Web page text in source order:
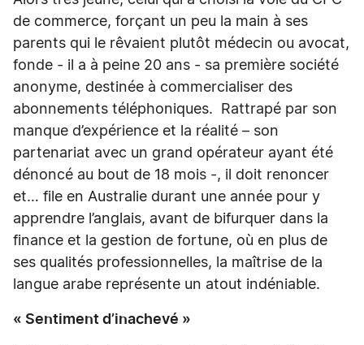
de commerce, forçant un peu la main à ses
parents qui le rêvaient plutôt médecin ou avocat,
fonde - il a à peine 20 ans - sa première société
anonyme, destinée à commercialiser des
abonnements téléphoniques. Rattrapé par son
manque d’expérience et la réalité – son
partenariat avec un grand opérateur ayant été
dénoncé au bout de 18 mois -, il doit renoncer
et… file en Australie durant une année pour y
apprendre l’anglais, avant de bifurquer dans la
finance et la gestion de fortune, où en plus de
ses qualités professionnelles, la maîtrise de la
langue arabe représente un atout indéniable.
« Sentiment d’inachevé »